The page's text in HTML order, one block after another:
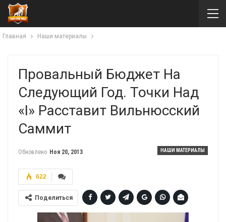
Главная Наши материалы
Провальный Бюджет На
Следующий Год. Точки Над
«і» Расставит Вильнюсский
Саммит
НАШИ МАТЕРИАЛЫ
Обновлено Ноя 20, 2013
622
Поделиться